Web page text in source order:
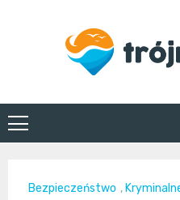
Bezpieczeństwo ,